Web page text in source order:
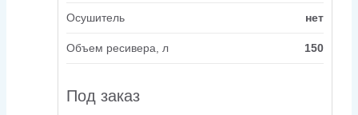
Осушитель нет
Объем ресивера, л 150
Под заказ